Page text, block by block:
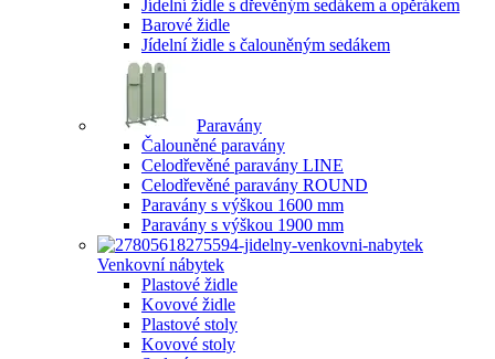
Jídelní židle s dřevěným sedákem a opěrákem
Barové židle
Jídelní židle s čalouněným sedákem
Paravány
Čalouněné paravány
Celodřevěné paravány LINE
Celodřevěné paravány ROUND
Paravány s výškou 1600 mm
Paravány s výškou 1900 mm
Venkovní nábytek
Plastové židle
Kovové židle
Plastové stoly
Kovové stoly